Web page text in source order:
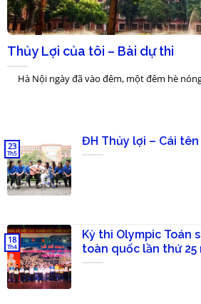
Thủy Lợi của tôi – Bài dự thi
Hà Nội ngày đã vào đêm, một đêm hè
ĐH Thủy lợi – Cái
23
Th5
Kỳ thi Olympic Toán
toàn quốc lần thứ 25
18
Th4